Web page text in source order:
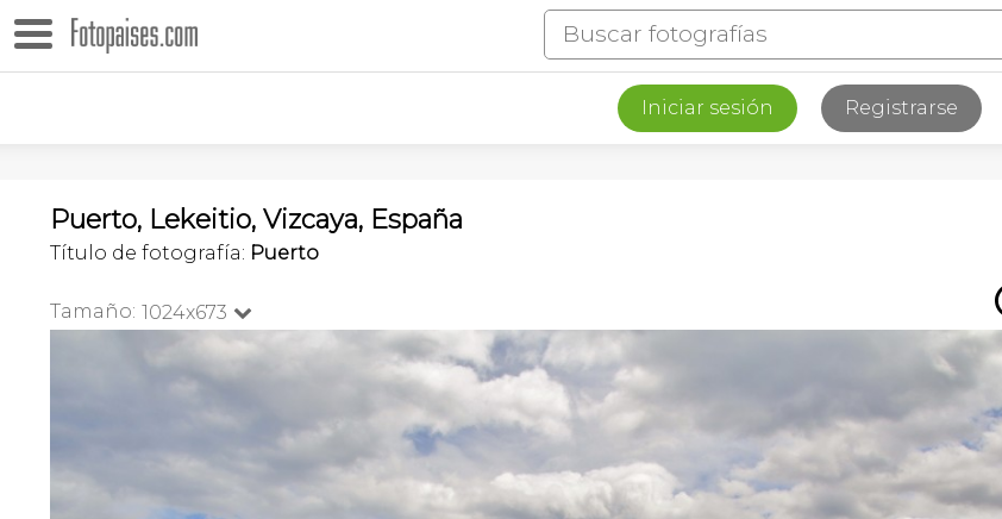
Iniciar sesión Registrarse
Puerto, Lekeitio, Vizcaya, España
Título de fotografía: Puerto
Tamaño: 1024x673 